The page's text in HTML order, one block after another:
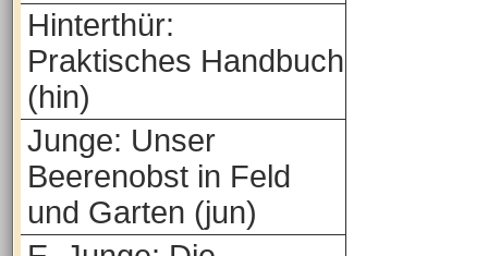
Hinterthür:
Praktisches Handbuch
(hin)
Junge: Unser
Beerenobst in Feld
und Garten (jun)